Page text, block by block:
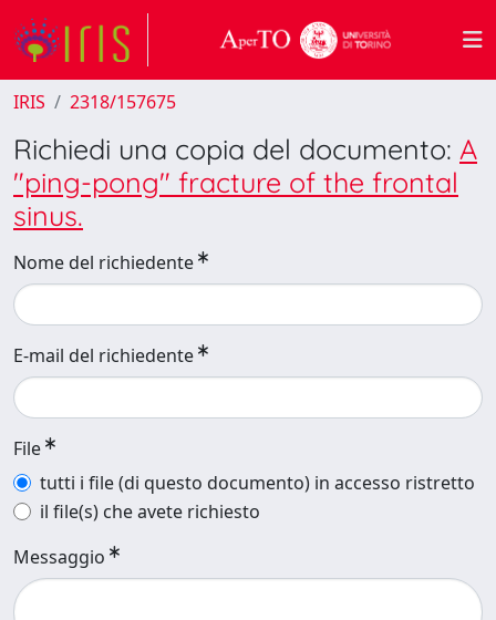
IRIS 2318/157675
Richiedi una copia del documento: A
"ping-pong" fracture of the frontal
sinus.
Nome del richiedente
E-mail del richiedente
File
tutti i file (di questo documento) in accesso ristretto
il file(s) che avete richiesto
Messaggio